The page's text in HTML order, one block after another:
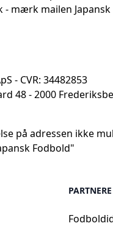
- mærk mailen Japansk
- CVR: 34482853
48 - 2000
på adressen ikke
Fodbold"
PARTNERE